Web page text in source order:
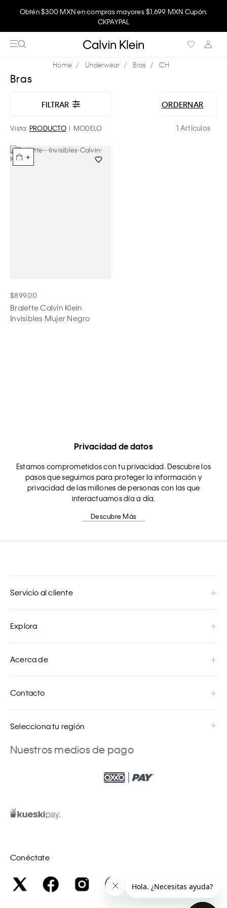
Obtén $300 MXN en compras mayores $1,699 MXN Cupón:
CKPAYPAL
Underwear Bras CH
Bras
FILTRAR ORDERNAR
Vista: PRODUCTO MODELO 1 Artículos
+
$899.00
Bralette Calvin Klein
Invisibles Mujer Negro
Privacidad de datos
Estamos comprometidos con tu privacidad. Descubre los
pasos que seguimos para proteger la información y
privacidad de las millones de personas con las que
interactuamos día a día.
Descubre Más
Servicio al cliente
Explora
Acerca de
Contacto
Selecciona tu región
Nuestros medios de pago
Conéctate